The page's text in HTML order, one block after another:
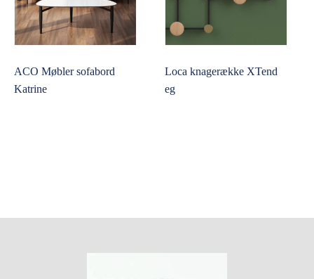
ACO Møbler sofabord
Katrine
Loca knagerække XTend
eg